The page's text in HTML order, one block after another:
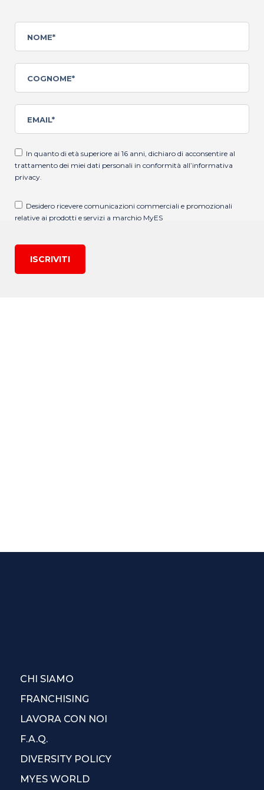
In quanto di età superiore ai 16 anni, dichiaro di acconsentire al
trattamento dei miei dati personali in conformità all’informativa
privacy.
Desidero ricevere comunicazioni commerciali e promozionali
relative ai prodotti e servizi a marchio MyES
ISCRIVITI
CHI SIAMO
FRANCHISING
LAVORA CON NOI
F.A.Q.
DIVERSITY POLICY
MYES WORLD